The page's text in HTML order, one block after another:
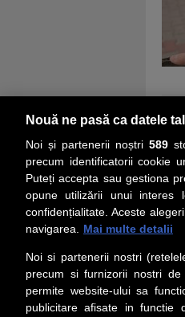
Social
Nouă ne pasă ca datele
Noi și partenerii noștri 589
precum identificatorii cookie
Puteți accepta sau gestiona
opune utilizării unui
confidențialitate. Aceste
navigarea.
Mai multe detalii
Noi si partenerii nostri
precum si furnizorii nostri
permite website-ului sa
publicitare afisate in functie